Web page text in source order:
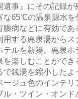
遺事』にその記録
な65℃の温泉源水
腸病などに有効で
用する鹿泉湯から
テルを新築。鹿泉
を楽しむことがで
で銭湯を縮小した
ージュ色のインテ
ル・ツイン・オン